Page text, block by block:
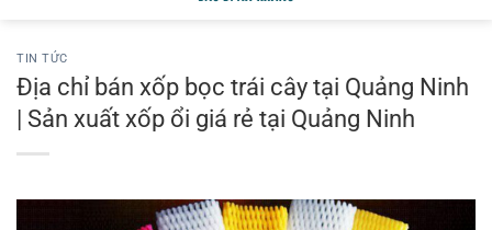
TIN TỨC
Địa chỉ bán xốp bọc trái cây tại Quảng Ninh
| Sản xuất xốp ổi giá rẻ tại Quảng Ninh